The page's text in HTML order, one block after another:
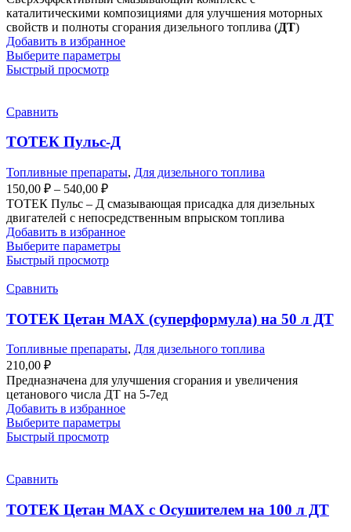
150,00 ₽
–
490,00 ₽
каталитическими композициями для улучшения моторных
свойств и полноты сгорания дизельного топлива (ДТ)
Добавить в избранное
Выберите параметрыЭтот
можно
выбрать
на
странице
Быстрый просмотр
Сравнить
ТОТЕК Пульс-Д
Топливные препараты, Для дизельного топлива
150,00 ₽ – 540,00 ₽Диапазон
цен:
150,00 ₽
–
540,00 ₽
ТОТЕК Пульс – Д смазывающая присадка для дизельных
двигателей с непосредственным впрыском топлива
Добавить в избранное
Выберите параметрыЭтот
Опции
можно
выбрать
на
товара.
Быстрый просмотр
Сравнить
ТОТЕК Цетан МАХ (суперформула) на 50 л ДТ
Топливные препараты, Для дизельного топлива
210,00 ₽
Предназначена для улучшения сгорания и увеличения
цетанового числа ДТ на 5-7ед
Добавить в избранное
Выберите параметрыЭтот
можно
выбрать
Быстрый просмотр
Сравнить
ТОТЕК Цетан МАХ с Осушителем на 100 л ДТ